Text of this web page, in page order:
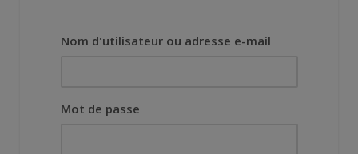
Nom d'utilisateur ou adresse e-mail
Mot de passe